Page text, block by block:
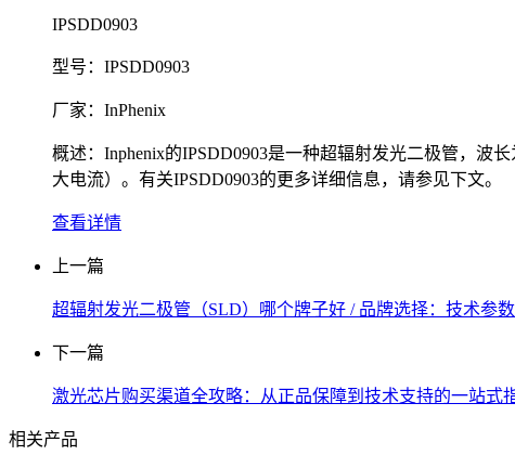
IPSDD0903
型号：IPSDD0903
厂家：InPhenix
概述：Inphenix的IPSDD0903是一种超辐射发光二极管，波
大电流）。有关IPSDD0903的更多详细信息，请参见下文。
查看详情
上一篇
超辐射发光二极管（SLD）哪个牌子好 / 品牌选择：技术参
下一篇
激光芯片购买渠道全攻略：从正品保障到技术支持的一站式
相关产品